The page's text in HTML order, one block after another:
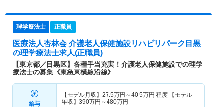
理学療法士 正職員
医療法人杏林会 介護老人保健施設リハビリパーク目黒
の理学療法士求人(正職員)
【東京都／目黒区】各種手当充実！介護老人保健施設での理学
療法士の募集《東急東横線沿線》
給与
【モデル月収】 27.5万円～40.5万円 程度 【モデル
年収】 390万円～480万円